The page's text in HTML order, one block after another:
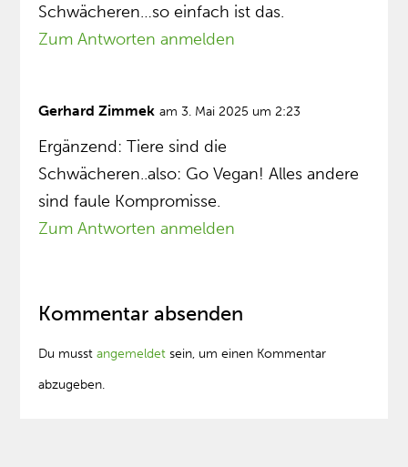
Schwächeren…so einfach ist das.
Zum Antworten anmelden
Gerhard Zimmek am 3. Mai 2025 um 2:23
Ergänzend: Tiere sind die
Schwächeren..also: Go Vegan! Alles andere
sind faule Kompromisse.
Zum Antworten anmelden
Kommentar absenden
Du musstangemeldet sein, um einen Kommentar
abzugeben.